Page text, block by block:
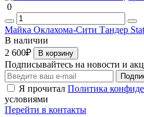
0
Майка Оклахома-Сити Тандер
В наличии
2 600₽
В корзину
Подписывайтесь на новости и
Я прочитал Политика
условиями
Перейти в контакты